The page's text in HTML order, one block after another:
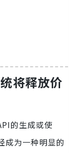
将释放价
的生成或使
成为一种明显的